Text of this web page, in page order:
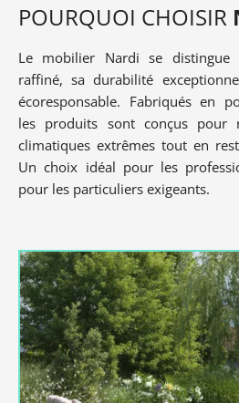
POURQUOI CHOISIR
Le mobilier Nardi se distingue
raffiné, sa durabilité
écoresponsable. Fabriqués en
les produits sont conçus pour
climatiques extrêmes tout en
Un choix idéal pour les
pour les particuliers exigeants.